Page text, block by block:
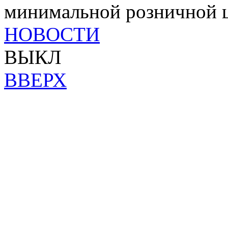
минимальной розничной
НОВОСТИ
ВЫКЛ
ВВЕРХ